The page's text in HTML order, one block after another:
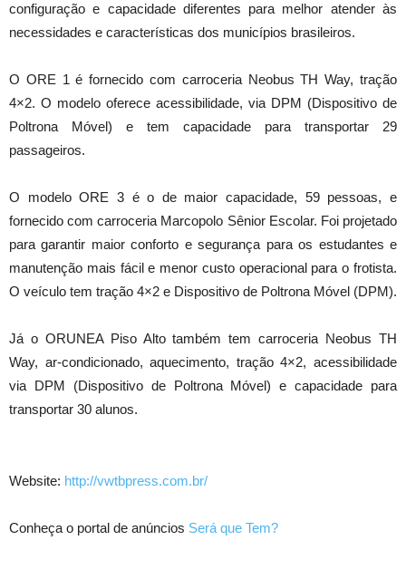
configuração e capacidade diferentes para melhor atender às
necessidades e características dos municípios brasileiros.
O ORE 1 é fornecido com carroceria Neobus TH Way, tração
4×2. O modelo oferece acessibilidade, via DPM (Dispositivo de
Poltrona Móvel) e tem capacidade para transportar 29
passageiros.
O modelo ORE 3 é o de maior capacidade, 59 pessoas, e
fornecido com carroceria Marcopolo Sênior Escolar. Foi projetado
para garantir maior conforto e segurança para os estudantes e
manutenção mais fácil e menor custo operacional para o frotista.
O veículo tem tração 4×2 e Dispositivo de Poltrona Móvel (DPM).
Já o ORUNEA Piso Alto também tem carroceria Neobus TH
Way, ar-condicionado, aquecimento, tração 4×2, acessibilidade
via DPM (Dispositivo de Poltrona Móvel) e capacidade para
transportar 30 alunos.
Website: http://vwtbpress.com.br/
Conheça o portal de anúncios Será que Tem?